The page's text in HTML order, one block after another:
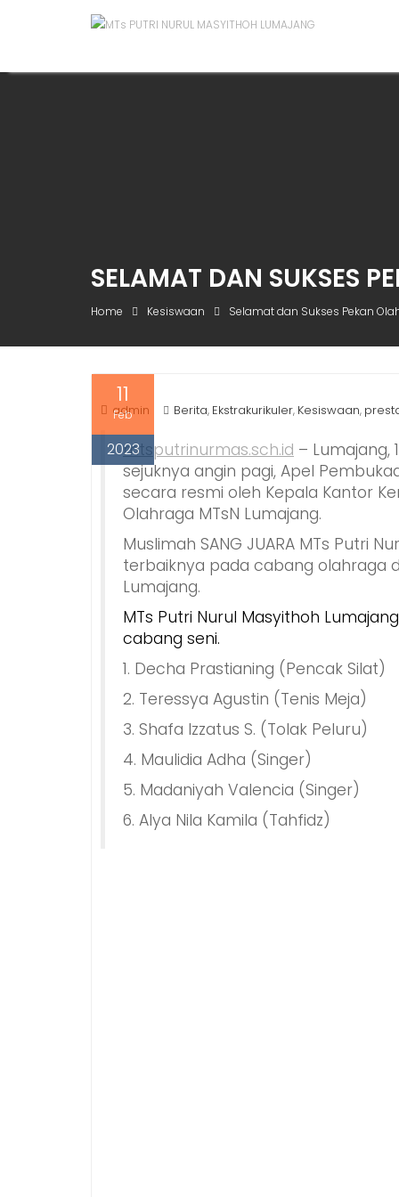
SELAMAT DAN SUKSES
Home Kesiswaan Selamat dan Sukses Pekan
11
Feb
2023
admin Berita, Ekstrakurikuler, Kesiswaan,
mtsputrinurmas.sch.id – Lumajang,
sejuknya angin pagi, Apel
secara resmi oleh Kepala Kantor
Olahraga MTsN Lumajang.
Muslimah SANG JUARA MTs Putri
terbaiknya pada cabang olahraga
Lumajang.
MTs Putri Nurul Masyithoh
cabang seni.
1. Decha Prastianing (Pencak Silat)
2. Teressya Agustin (Tenis Meja)
3. Shafa Izzatus S. (Tolak Peluru)
4. Maulidia Adha (Singer)
5. Madaniyah Valencia (Singer)
6. Alya Nila Kamila (Tahfidz)